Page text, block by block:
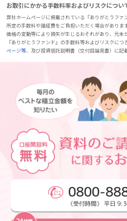
お取引にかかる手数料率およびリスクについ
弊社ホームページに掲載されている『ありがとうファ
所定の手数料や諸経費をご負担いただく場合があり
価格の変動等により損失が生じるおそれがあり、元本
『ありがとうファンド』の手数料等およびリスクにつ
ページ等、及び投資信託説明書（交付目論見書）に記
0800-
〈受付時間〉 平日